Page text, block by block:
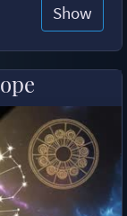
Show